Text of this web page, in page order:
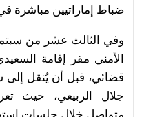
ضباط إماراتيين مباشرة
الأمني مقر إقامة
قضائي، قبل أن يُنقل
جلال الربيعي، حيث